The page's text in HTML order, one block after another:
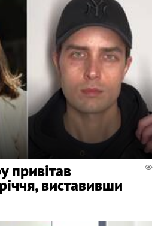
привітав
виставивши